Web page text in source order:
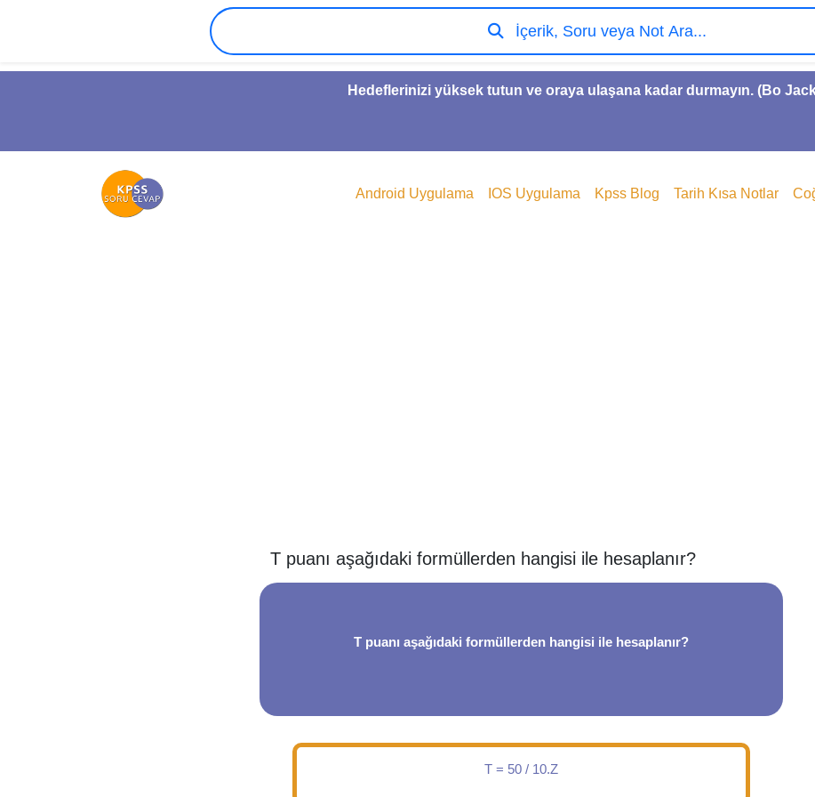
Hedeflerinizi yüksek tutun ve oraya ulaşana kadar durmayın. (Bo
İçerik, Soru veya Not Ara...
Android Uygulama IOS Uygulama Kpss Blog Tarih Kısa Notlar
T puanı aşağıdaki formüllerden hangisi ile hesaplanır?
T puanı aşağıdaki formüllerden hangisi ile hesaplanır?
T = 50 / 10.Z